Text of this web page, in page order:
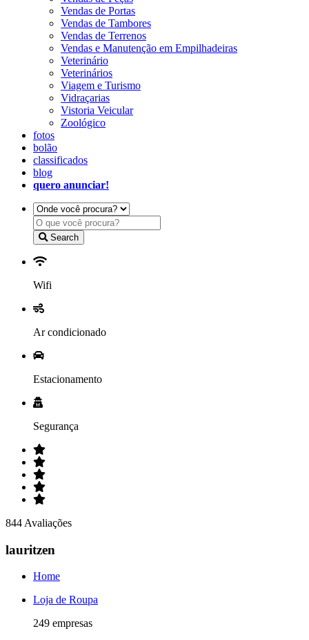
Vendas de Portas
Vendas de Tambores
Vendas de Terrenos
Vendas e Manutenção em Empilhadeiras
Veterinário
Veterinários
Viagem e Turismo
Vidraçarias
Vistoria Veicular
Zoológico
fotos
bolão
classificados
blog
quero anunciar!
Search
Wifi
Ar condicionado
Estacionamento
Segurança
844 Avaliações
lauritzen
Home
Loja de Roupa
249 empresas